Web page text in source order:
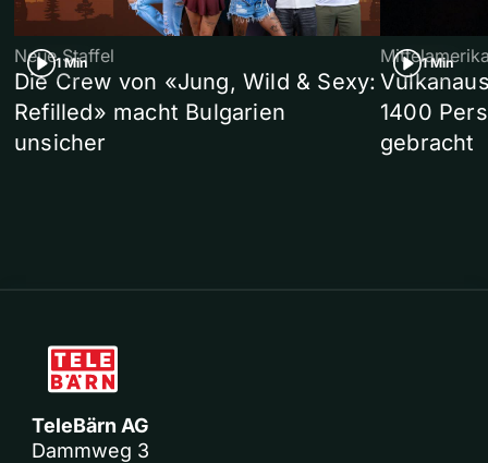
1 Min
Neue Staffel
Die Crew von «Jung, Wild & Sexy:
Refilled» macht Bulgarien
unsicher
1 Min
1400
gebracht
TeleBärn AG
Dammweg 3